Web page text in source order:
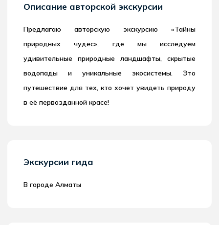
Описание авторской экскурсии
Предлагаю авторскую экскурсию «Тайны
природных чудес», где мы исследуем
удивительные природные ландшафты, скрытые
водопады и уникальные экосистемы. Это
путешествие для тех, кто хочет увидеть природу
в её первозданной красе!
Экскурсии гида
В городе Алматы